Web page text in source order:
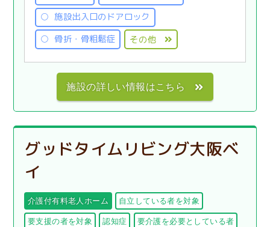
施設出入口のドアロック
骨折・骨粗鬆症
その他
施設の詳しい情報はこちら
グッドタイムリビング大阪ベ
イ
介護付有料老人ホーム 自立している者を対象
要支援の者を対象 認知症 要介護を必要としている者